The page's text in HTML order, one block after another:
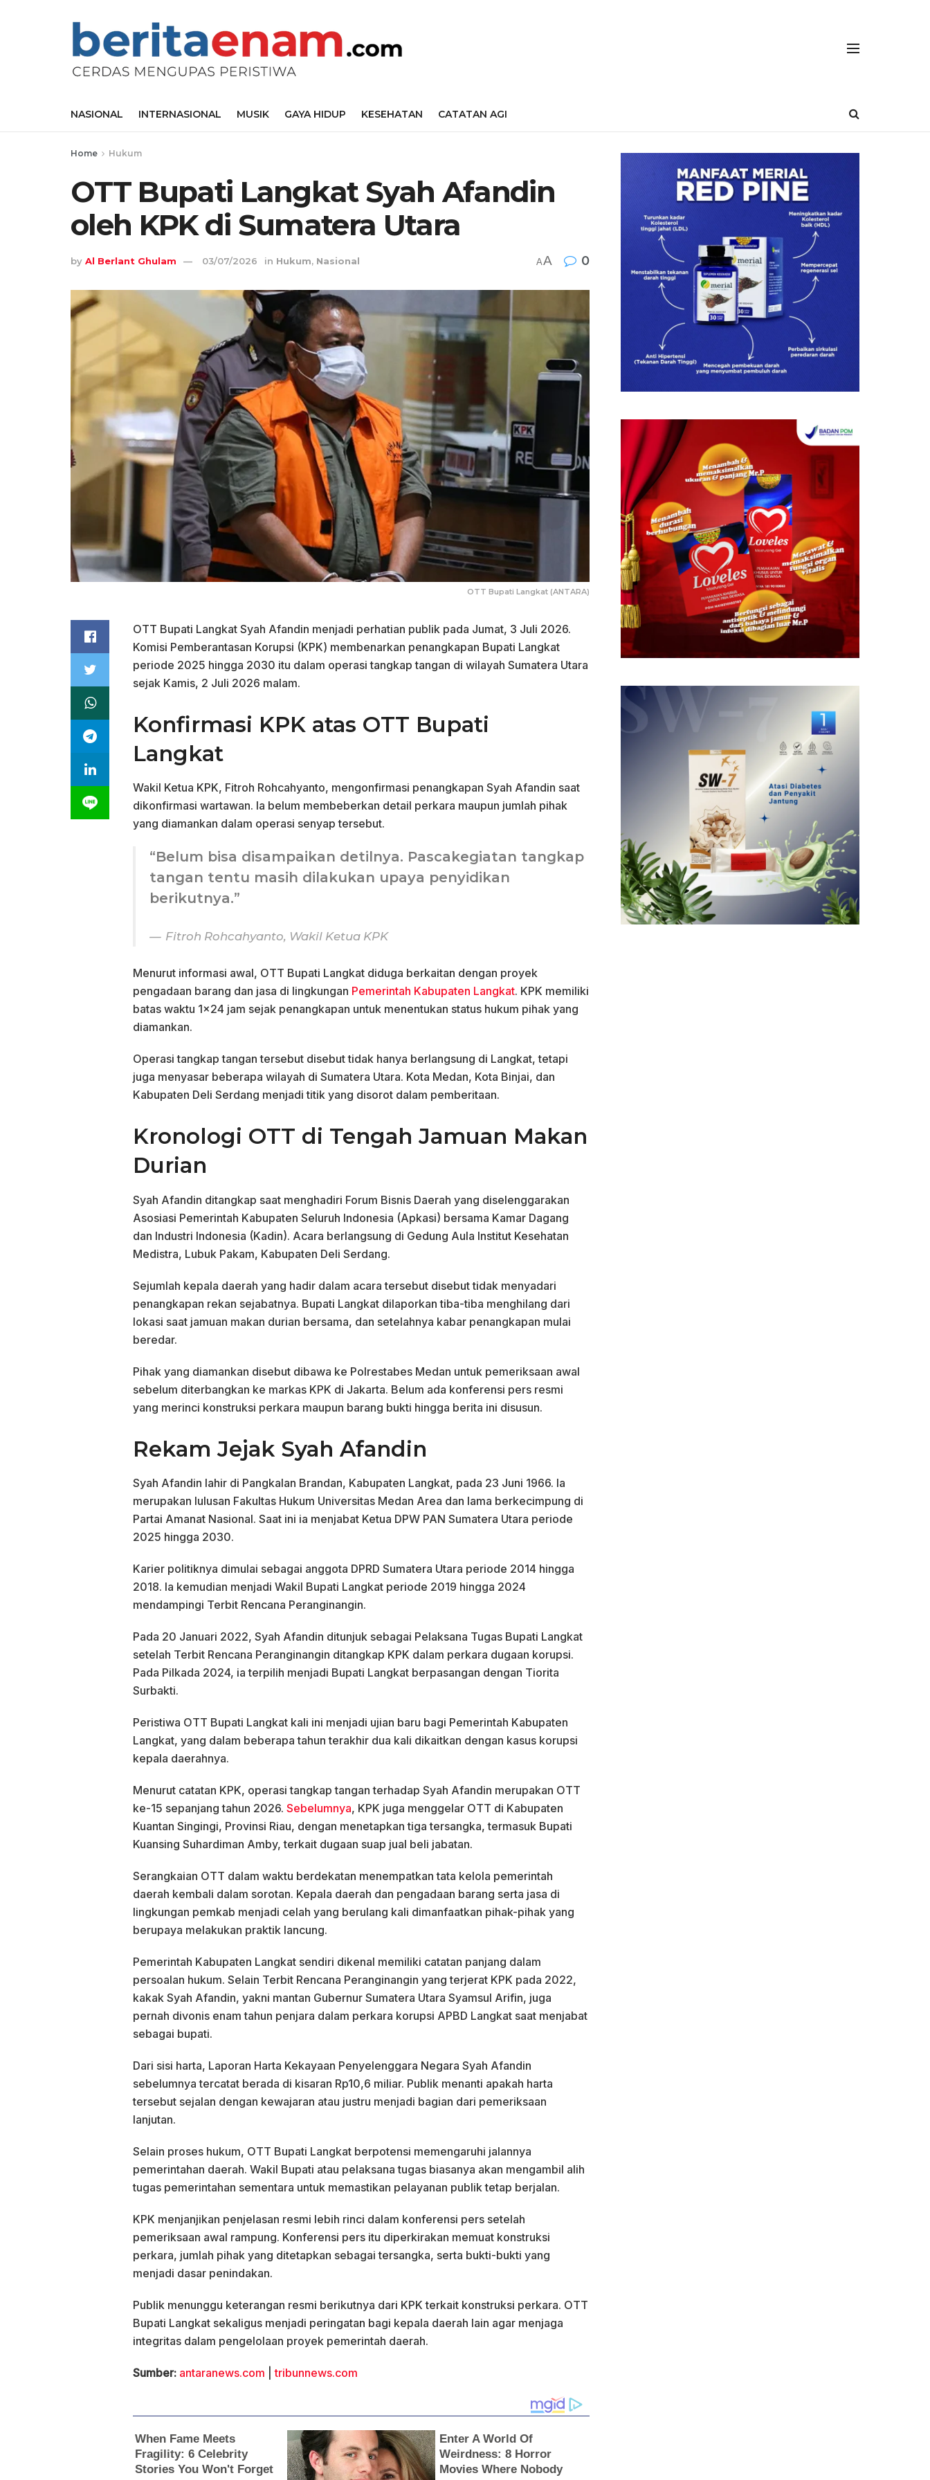
NASIONAL INTERNASIONAL MUSIK GAYA HIDUP KESEHATAN CATATAN AGI
Home Hukum
OTT Bupati Langkat Syah Afandin
oleh KPK di Sumatera Utara
by Al Berlant Ghulam 03/07/2026 in Hukum, Nasional AA 0
OTT Bupati Langkat (ANTARA)
OTT Bupati Langkat Syah Afandin menjadi perhatian publik pada Jumat, 3 Juli 2026.
Komisi Pemberantasan Korupsi (KPK) membenarkan penangkapan Bupati Langkat
periode 2025 hingga 2030 itu dalam operasi tangkap tangan di wilayah Sumatera Utara
sejak Kamis, 2 Juli 2026 malam.
Konfirmasi KPK atas OTT Bupati
Langkat
Wakil Ketua KPK, Fitroh Rohcahyanto, mengonfirmasi penangkapan Syah Afandin saat
dikonfirmasi wartawan. Ia belum membeberkan detail perkara maupun jumlah pihak
yang diamankan dalam operasi senyap tersebut.
“Belum bisa disampaikan detilnya. Pascakegiatan tangkap
tangan tentu masih dilakukan upaya penyidikan
berikutnya.”
Fitroh Rohcahyanto, Wakil Ketua KPK
Menurut informasi awal, OTT Bupati Langkat diduga berkaitan dengan proyek
pengadaan barang dan jasa di lingkungan Pemerintah Kabupaten Langkat. KPK memiliki
batas waktu 1×24 jam sejak penangkapan untuk menentukan status hukum pihak yang
diamankan.
Operasi tangkap tangan tersebut disebut tidak hanya berlangsung di Langkat, tetapi
juga menyasar beberapa wilayah di Sumatera Utara. Kota Medan, Kota Binjai, dan
Kabupaten Deli Serdang menjadi titik yang disorot dalam pemberitaan.
Kronologi OTT di Tengah Jamuan Makan
Durian
Syah Afandin ditangkap saat menghadiri Forum Bisnis Daerah yang diselenggarakan
Asosiasi Pemerintah Kabupaten Seluruh Indonesia (Apkasi) bersama Kamar Dagang
dan Industri Indonesia (Kadin). Acara berlangsung di Gedung Aula Institut Kesehatan
Medistra, Lubuk Pakam, Kabupaten Deli Serdang.
Sejumlah kepala daerah yang hadir dalam acara tersebut disebut tidak menyadari
penangkapan rekan sejabatnya. Bupati Langkat dilaporkan tiba-tiba menghilang dari
lokasi saat jamuan makan durian bersama, dan setelahnya kabar penangkapan mulai
beredar.
Pihak yang diamankan disebut dibawa ke Polrestabes Medan untuk pemeriksaan awal
sebelum diterbangkan ke markas KPK di Jakarta. Belum ada konferensi pers resmi
yang merinci konstruksi perkara maupun barang bukti hingga berita ini disusun.
Rekam Jejak Syah Afandin
Syah Afandin lahir di Pangkalan Brandan, Kabupaten Langkat, pada 23 Juni 1966. Ia
merupakan lulusan Fakultas Hukum Universitas Medan Area dan lama berkecimpung di
Partai Amanat Nasional. Saat ini ia menjabat Ketua DPW PAN Sumatera Utara periode
2025 hingga 2030.
Karier politiknya dimulai sebagai anggota DPRD Sumatera Utara periode 2014 hingga
2018. Ia kemudian menjadi Wakil Bupati Langkat periode 2019 hingga 2024
mendampingi Terbit Rencana Peranginangin.
Pada 20 Januari 2022, Syah Afandin ditunjuk sebagai Pelaksana Tugas Bupati Langkat
setelah Terbit Rencana Peranginangin ditangkap KPK dalam perkara dugaan korupsi.
Pada Pilkada 2024, ia terpilih menjadi Bupati Langkat berpasangan dengan Tiorita
Surbakti.
Peristiwa OTT Bupati Langkat kali ini menjadi ujian baru bagi Pemerintah Kabupaten
Langkat, yang dalam beberapa tahun terakhir dua kali dikaitkan dengan kasus korupsi
kepala daerahnya.
Menurut catatan KPK, operasi tangkap tangan terhadap Syah Afandin merupakan OTT
ke-15 sepanjang tahun 2026. Sebelumnya, KPK juga menggelar OTT di Kabupaten
Kuantan Singingi, Provinsi Riau, dengan menetapkan tiga tersangka, termasuk Bupati
Kuansing Suhardiman Amby, terkait dugaan suap jual beli jabatan.
Serangkaian OTT dalam waktu berdekatan menempatkan tata kelola pemerintah
daerah kembali dalam sorotan. Kepala daerah dan pengadaan barang serta jasa di
lingkungan pemkab menjadi celah yang berulang kali dimanfaatkan pihak-pihak yang
berupaya melakukan praktik lancung.
Pemerintah Kabupaten Langkat sendiri dikenal memiliki catatan panjang dalam
persoalan hukum. Selain Terbit Rencana Peranginangin yang terjerat KPK pada 2022,
kakak Syah Afandin, yakni mantan Gubernur Sumatera Utara Syamsul Arifin, juga
pernah divonis enam tahun penjara dalam perkara korupsi APBD Langkat saat menjabat
sebagai bupati.
Dari sisi harta, Laporan Harta Kekayaan Penyelenggara Negara Syah Afandin
sebelumnya tercatat berada di kisaran Rp10,6 miliar. Publik menanti apakah harta
tersebut sejalan dengan kewajaran atau justru menjadi bagian dari pemeriksaan
lanjutan.
Selain proses hukum, OTT Bupati Langkat berpotensi memengaruhi jalannya
pemerintahan daerah. Wakil Bupati atau pelaksana tugas biasanya akan mengambil alih
tugas pemerintahan sementara untuk memastikan pelayanan publik tetap berjalan.
KPK menjanjikan penjelasan resmi lebih rinci dalam konferensi pers setelah
pemeriksaan awal rampung. Konferensi pers itu diperkirakan memuat konstruksi
perkara, jumlah pihak yang ditetapkan sebagai tersangka, serta bukti-bukti yang
menjadi dasar penindakan.
Publik menunggu keterangan resmi berikutnya dari KPK terkait konstruksi perkara. OTT
Bupati Langkat sekaligus menjadi peringatan bagi kepala daerah lain agar menjaga
integritas dalam pengelolaan proyek pemerintah daerah.
Sumber: antaranews.com |tribunnews.com